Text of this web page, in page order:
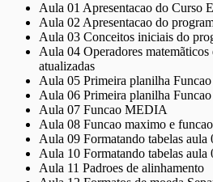
Aula 01 Apresentacao do Curso
Aula 02 Apresentacao do
Aula 03 Conceitos iniciais do
Aula 04 Operadores matemãticos
atualizadas
Aula 05 Primeira planilha
Aula 06 Primeira planilha
Aula 07 Funcao MEDIA
Aula 08 Funcao maximo e
Aula 09 Formatando tabelas aula
Aula 10 Formatando tabelas aula
Aula 11 Padroes de alinhamento